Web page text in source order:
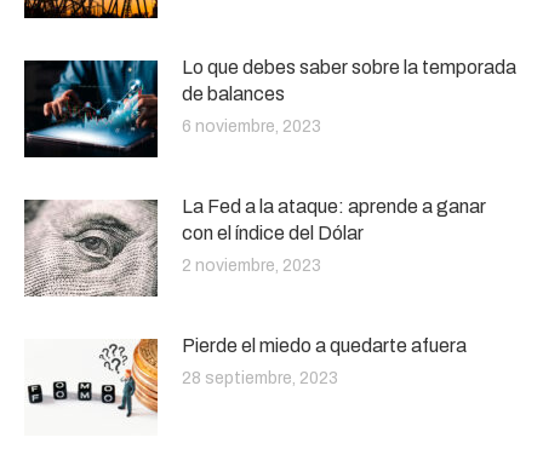
Lo que debes saber sobre la temporada
de balances
6 noviembre, 2023
La Fed a la ataque: aprende a ganar
con el índice del Dólar
2 noviembre, 2023
Pierde el miedo a quedarte afuera
28 septiembre, 2023